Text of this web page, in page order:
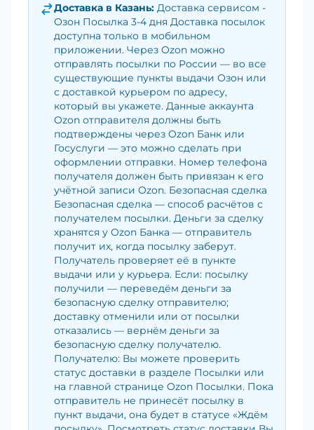
Доставка в Казань: Доставка сервисом -
Озон Посылка 3-4 дня Доставка посылок
доступна только в мобильном
приложении. Через Ozon можно
отправлять посылки по России — во все
существующие пункты выдачи Озон или
с доставкой курьером по адресу,
который вы укажете. Данные аккаунта
Ozon отправителя должны быть
подтверждены через Ozon Банк или
Госуслуги — это можно сделать при
оформлении отправки. Номер телефона
получателя должен быть привязан к его
учётной записи Ozon. Безопасная сделка
Безопасная сделка — способ расчётов с
получателем посылки. Деньги за сделку
хранятся у Ozon Банка — отправитель
получит их, когда посылку заберут.
Получатель проверяет её в пункте
выдачи или у курьера. Если: посылку
получили — переведём деньги за
безопасную сделку отправителю;
доставку отменили или от посылки
отказались — вернём деньги за
безопасную сделку получателю.
Получателю: Вы можете проверить
статус доставки в разделе Посылки или
на главной странице Ozon Посылки. Пока
отправитель не принесёт посылку в
пункт выдачи, она будет в статусе «Ждём